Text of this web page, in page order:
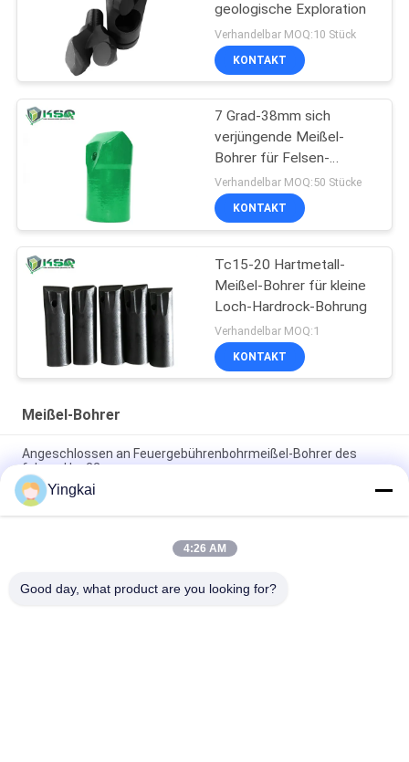
geologische Exploration
Verhandelbar MOQ:10 Stück
KONTAKT
7 Grad-38mm sich
verjüngende Meißel-
Bohrer für Felsen-
Bergbau-Bohrung
Verhandelbar MOQ:50 Stücke
KONTAKT
Tc15-20 Hartmetall-
Meißel-Bohrer für kleine
Loch-Hardrock-Bohrung
Verhandelbar MOQ:1
KONTAKT
Meißel-Bohrer
Angeschlossen an Feuergebührenbohrmeißel-Bohrer des
felsen-Hex22
Blaues Hartmetall flaches Chipways spitzte sich Meißel-
Bohrer zu
Bohrgerät-Hartmetall-hohe Verschleißfestigkeit sich
Yingkai
4:26 AM
Good day, what product are you looking for?